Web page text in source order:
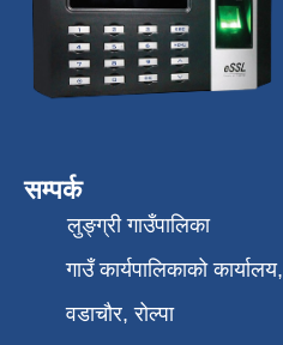
सम्पर्क
लुङ्ग्री गाउँपालिका
गाउँ कार्यपालिकाको कार्यालय,
वडाचौर, रोल्पा